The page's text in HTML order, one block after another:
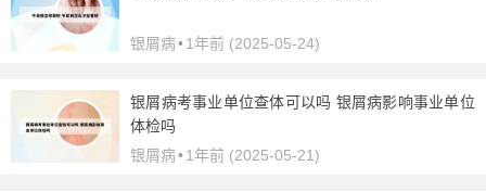
银屑病•1年前 (2025-05-24)
银屑病考事业单位查体可以吗 银屑病影响事业单位
体检吗
银屑病•1年前 (2025-05-21)